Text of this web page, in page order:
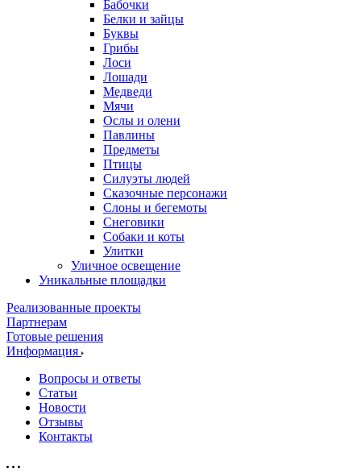
Бабочки
Белки и зайцы
Буквы
Грибы
Лоси
Лошади
Медведи
Мячи
Ослы и олени
Павлины
Предметы
Птицы
Силуэты людей
Сказочные персонажи
Слоны и бегемоты
Снеговики
Собаки и коты
Улитки
Уличное освещение
Уникальные площадки
Реализованные проекты
Партнерам
Готовые решения
Информация
Вопросы и ответы
Статьи
Новости
Отзывы
Контакты